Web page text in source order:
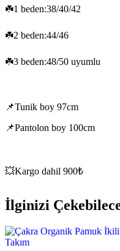
☘️1 beden:38/40/42
☘️2 beden:44/46
☘️3 beden:48/50 uyumlu
📌Tunik boy 97cm
📌Pantolon boy 100cm
💥Kargo dahil 900₺
İlginizi